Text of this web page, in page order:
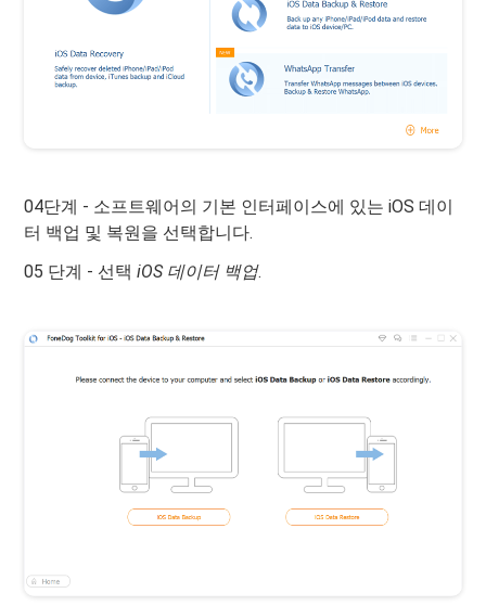
04단계 - 소프트웨어의 기본 인터페이스에 있는 iOS 데이
터 백업 및 복원을 선택합니다.
05 단계 - 선택iOS 데이터 백업.